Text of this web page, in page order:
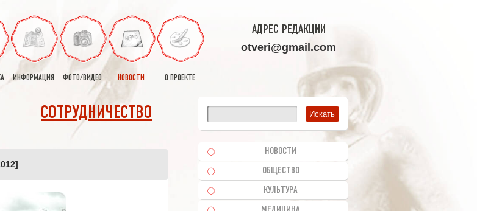
ИНФОРМАЦИЯ ФОТО/ВИДЕО НОВОСТИ О ПРОЕКТЕ
АДРЕС РЕДАКЦИИ
otveri@gmail.com
СОТРУДНИЧЕСТВО
НОВОСТИ
ОБЩЕСТВО
КУЛЬТУРА